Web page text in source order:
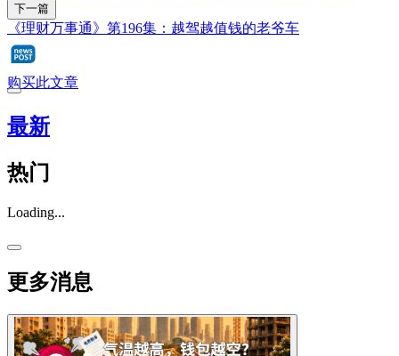
下一篇
《理财万事通》第196集：越驾越值钱的老爷车
购买此文章
最新
热门
Loading...
更多消息